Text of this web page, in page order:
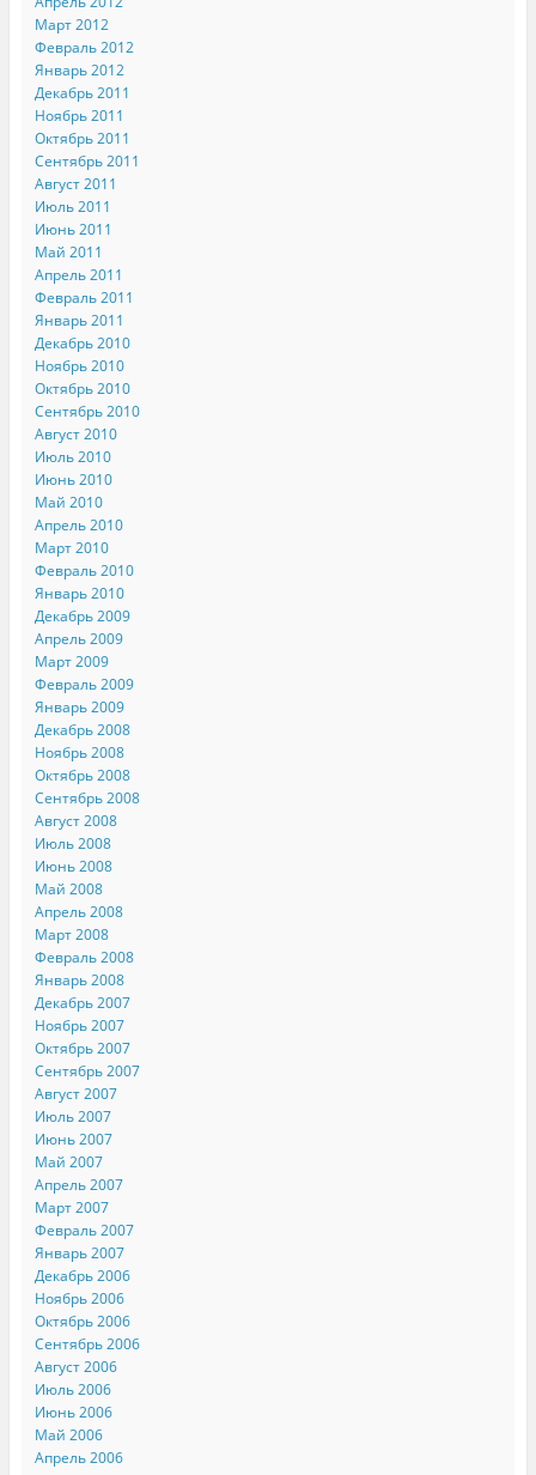
Март 2012
Февраль 2012
Январь 2012
Декабрь 2011
Ноябрь 2011
Октябрь 2011
Сентябрь 2011
Август 2011
Июль 2011
Июнь 2011
Май 2011
Апрель 2011
Февраль 2011
Январь 2011
Декабрь 2010
Ноябрь 2010
Октябрь 2010
Сентябрь 2010
Август 2010
Июль 2010
Июнь 2010
Май 2010
Апрель 2010
Март 2010
Февраль 2010
Январь 2010
Декабрь 2009
Апрель 2009
Март 2009
Февраль 2009
Январь 2009
Декабрь 2008
Ноябрь 2008
Октябрь 2008
Сентябрь 2008
Август 2008
Июль 2008
Июнь 2008
Май 2008
Апрель 2008
Март 2008
Февраль 2008
Январь 2008
Декабрь 2007
Ноябрь 2007
Октябрь 2007
Сентябрь 2007
Август 2007
Июль 2007
Июнь 2007
Май 2007
Апрель 2007
Март 2007
Февраль 2007
Январь 2007
Декабрь 2006
Ноябрь 2006
Октябрь 2006
Сентябрь 2006
Август 2006
Июль 2006
Июнь 2006
Май 2006
Апрель 2006